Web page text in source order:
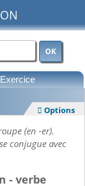
OK
Exercice
 Options
(en -er).
conjugue avec
- verbe